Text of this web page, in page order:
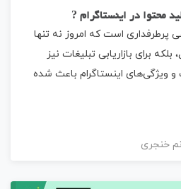
محتوا در اینستاگرام ?
پرطرفداری است که امروز نه تنها
بلکه برای بازاریابی تبلیغات نیز
ویژگی‌های اینستاگرام باعث شده
خنجری